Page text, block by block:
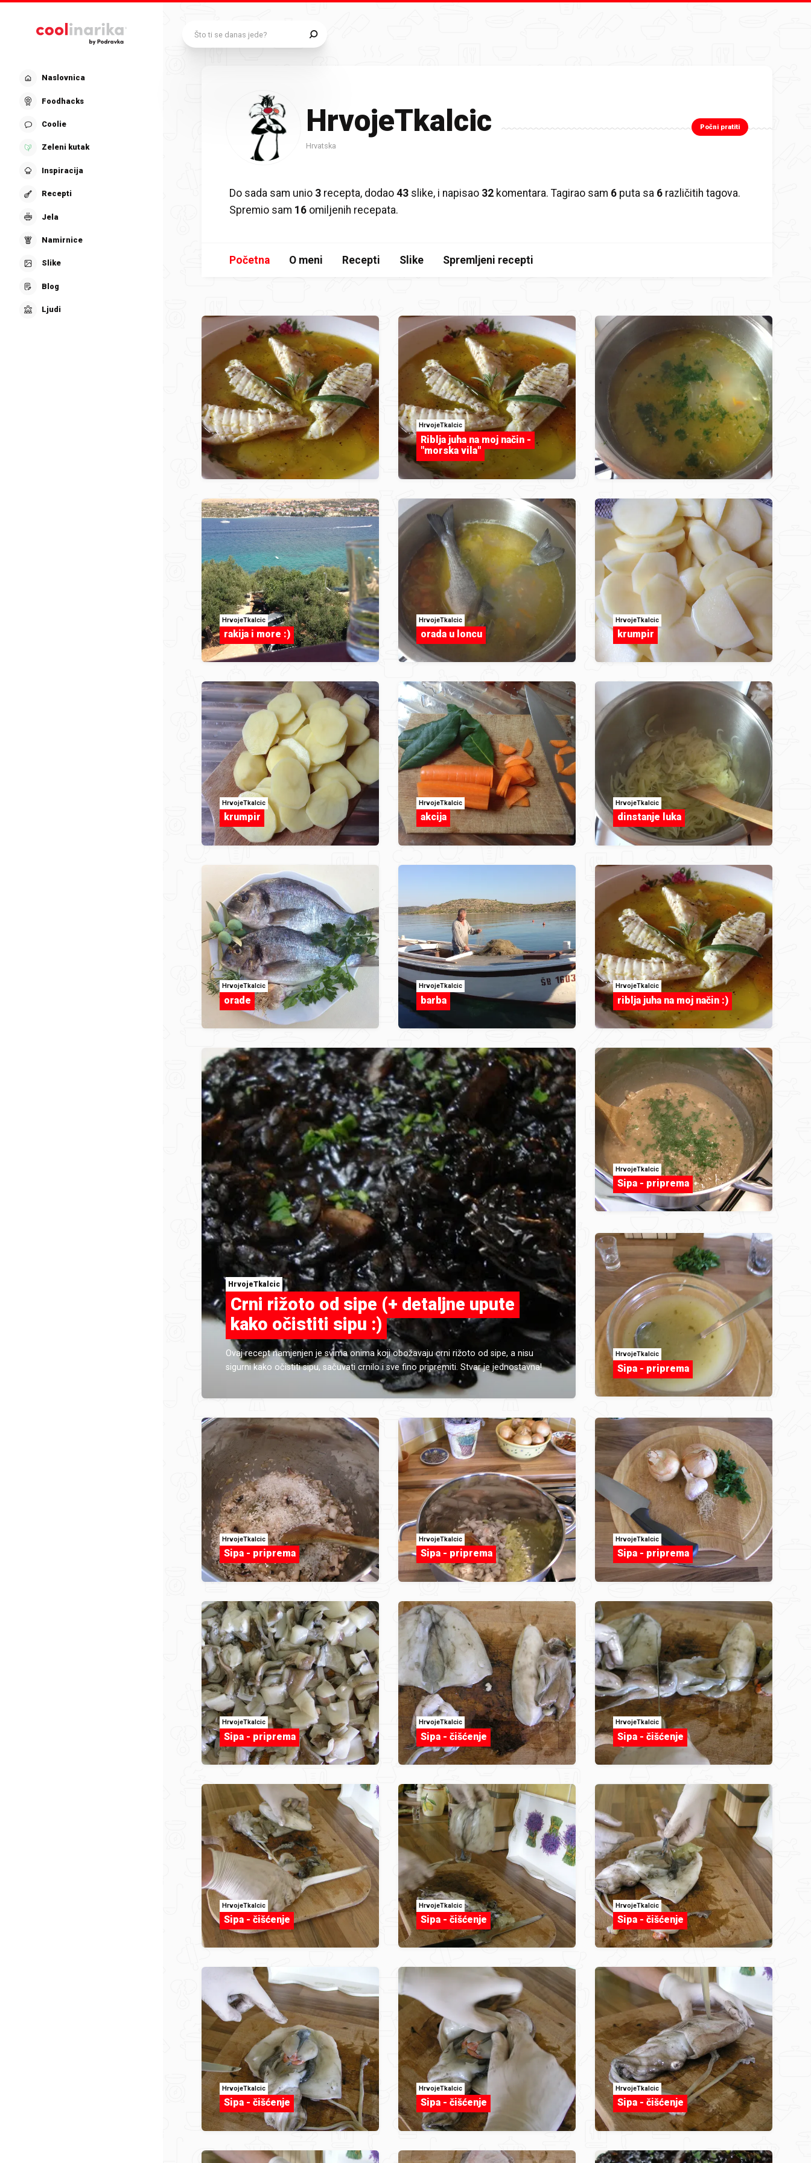
Naslovnica
Foodhacks
Coolie
Zeleni kutak
Inspiracija
Recepti
Jela
Namirnice
Slike
Blog
Ljudi
HrvojeTkalcic
Hrvatska
Počni pratiti
Do sada sam unio 3 recepta, dodao43 slike, i napisao 32 komentara. Tagirao sam 6 puta sa 6 različitih tagova.
Spremio sam 16 omiljenih recepata.
Početna O meni Recepti Slike Spremljeni recepti
HrvojeTkalcic
Riblja juha na moj način -
"morska vila"
HrvojeTkalcic
rakija i more :)
HrvojeTkalcic
orada u loncu
HrvojeTkalcic
krumpir
HrvojeTkalcic
krumpir
HrvojeTkalcic
akcija
HrvojeTkalcic
dinstanje luka
HrvojeTkalcic
orade
HrvojeTkalcic
barba
HrvojeTkalcic
riblja juha na moj način :)
HrvojeTkalcic
Crni rižoto od sipe (+ detaljne upute
kako očistiti sipu :)
Ovaj recept namjenjen je svima onima koji obožavaju crni rižoto od sipe, a nisu
sigurni kako očistiti sipu, sačuvati crnilo i sve fino pripremiti. Stvar je jednostavna!
HrvojeTkalcic
Sipa - priprema
HrvojeTkalcic
Sipa - priprema
HrvojeTkalcic
Sipa - priprema
HrvojeTkalcic
Sipa - priprema
HrvojeTkalcic
Sipa - priprema
HrvojeTkalcic
Sipa - priprema
HrvojeTkalcic
Sipa - čišćenje
HrvojeTkalcic
Sipa - čišćenje
HrvojeTkalcic
Sipa - čišćenje
HrvojeTkalcic
Sipa - čišćenje
HrvojeTkalcic
Sipa - čišćenje
HrvojeTkalcic
Sipa - čišćenje
HrvojeTkalcic
Sipa - čišćenje
HrvojeTkalcic
Sipa - čišćenje
Što ti se danas jede?